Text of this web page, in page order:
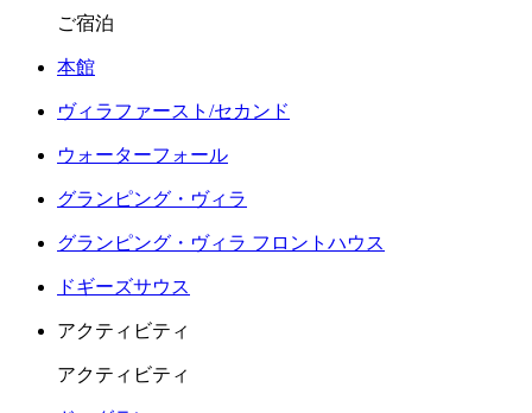
ご宿泊
本館
ヴィラファースト/セカンド
ウォーターフォール
グランピング・ヴィラ
グランピング・ヴィラ フロントハウス
ドギーズサウス
アクティビティ
アクティビティ